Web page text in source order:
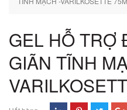
GEL HỖ TRỢ
GIÃN TĨNH